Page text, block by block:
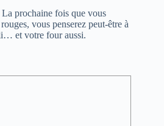
prochaine fois que vous
vous penserez peut-être à
et votre four aussi.